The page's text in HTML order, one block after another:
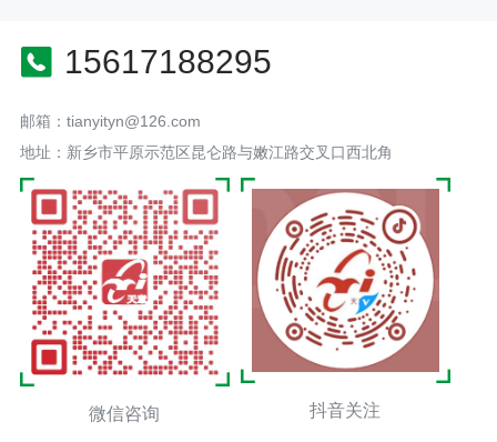
15617188295
邮箱：tianyityn@126.com
地址：新乡市平原示范区昆仑路与嫩江路交叉口西北角
微信咨询 抖音关注